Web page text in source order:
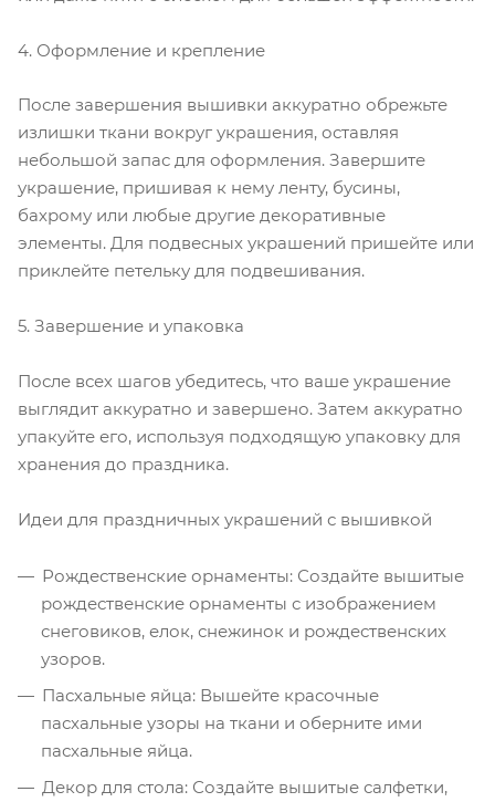
4. Оформление и крепление
После завершения вышивки аккуратно обрежьте
излишки ткани вокруг украшения, оставляя
небольшой запас для оформления. Завершите
украшение, пришивая к нему ленту, бусины,
бахрому или любые другие декоративные
элементы. Для подвесных украшений пришейте или
приклейте петельку для подвешивания.
5. Завершение и упаковка
После всех шагов убедитесь, что ваше украшение
выглядит аккуратно и завершено. Затем аккуратно
упакуйте его, используя подходящую упаковку для
хранения до праздника.
Идеи для праздничных украшений с вышивкой
Рождественские орнаменты: Создайте вышитые
рождественские орнаменты с изображением
снеговиков, елок, снежинок и рождественских
узоров.
Пасхальные яйца: Вышейте красочные
пасхальные узоры на ткани и оберните ими
пасхальные яйца.
Декор для стола: Создайте вышитые салфетки,